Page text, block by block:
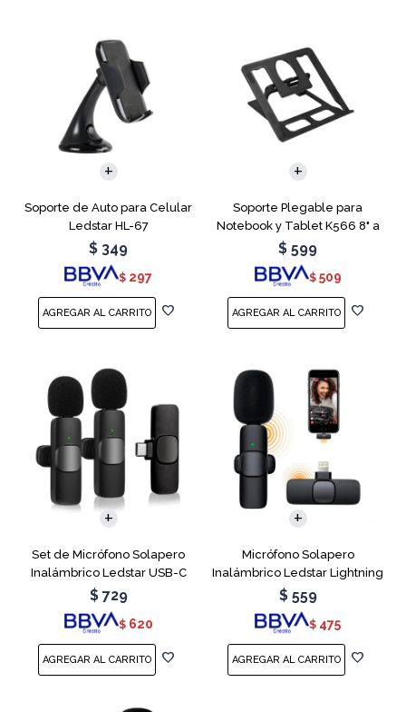
Soporte de Auto para Celular
Ledstar HL-67
$ 349
$ 297
Soporte Plegable para
Notebook y Tablet K566 8" a
15.6"
$ 599
$ 509
Set de Micrófono Solapero
Inalámbrico Ledstar USB-C
$ 729
$ 620
Micrófono Solapero
Inalámbrico Ledstar Lightning
$ 559
$ 475